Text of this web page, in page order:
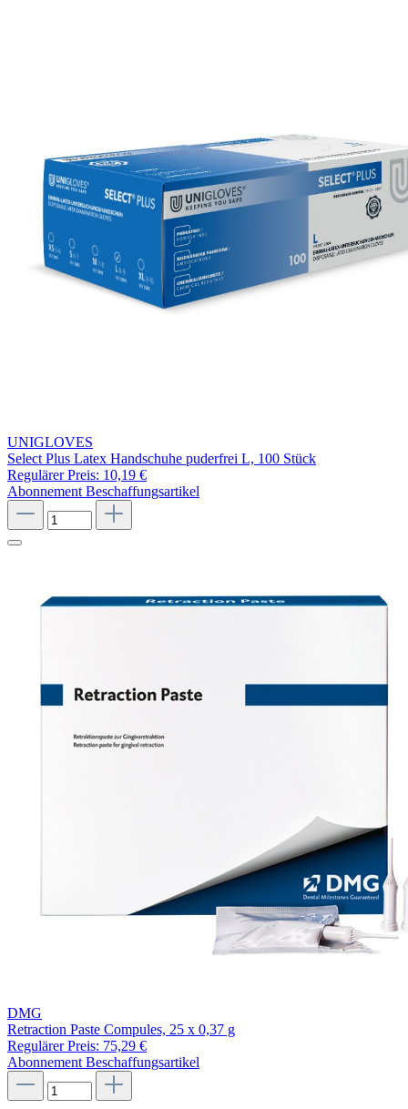
UNIGLOVES
Select Plus Latex Handschuhe puderfrei L, 100 Stück
Regulärer Preis: 10,19 €
Abonnement Beschaffungsartikel
DMG
Retraction Paste Compules, 25 x 0,37 g
Regulärer Preis: 75,29 €
Abonnement Beschaffungsartikel